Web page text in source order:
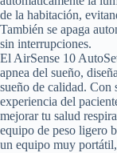
de la habitación,
También se apaga
sin interrupciones.
El AirSense 10
apnea del sueño,
sueño de calidad. Con
experiencia del
mejorar tu salud
equipo de peso ligero
un equipo muy